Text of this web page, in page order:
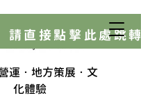
營運‧地方策展‧文
化體驗
請直接點擊此處跳